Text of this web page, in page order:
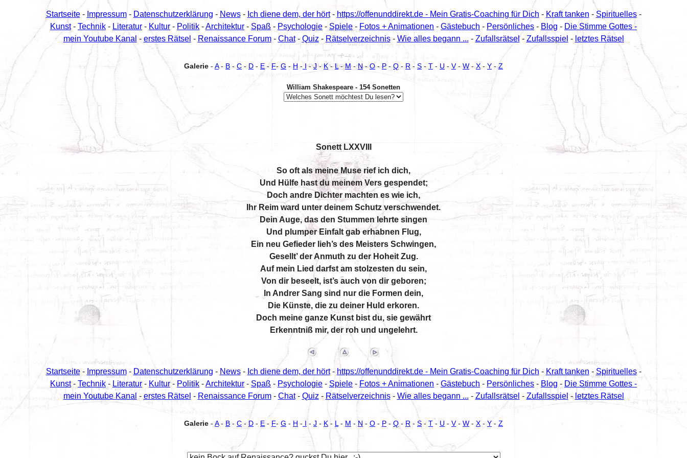
Startseite- Impressum- Datenschutzerklärung - News- Ich diene dem, der hört- https://offenunddirekt.de - Mein Gratis-Coaching für Dich - Kraft tanken - Spirituelles-
Kunst- Technik - Literatur - Kultur - Politik -Architektur - Spaß - Psychologie - Spiele - Fotos + Animationen - Gästebuch - Persönliches - Blog - Die Stimme Gottes -
mein Youtube Kanal - erstes Rätsel - Renaissance Forum- Chat- Quiz - Rätselverzeichnis- Wie alles begann ... - Zufallsrätsel- Zufallsspiel - letztes Rätsel
Galerie - A- B - C - D - E - F- G - H - I-J- K-L-M-N-O-P - Q - R - S - T - U - V- W - X - Y -Z
William Shakespeare - 154 Sonetten
Sonett LXXVIII
So oft als meine Muse rief ich dich,
Und Hülfe hast du meinem Vers gespendet;
Doch andre Dichter machten es wie ich,
Ihr Reim ward unter deinem Schutz verschwendet.
Dein Auge, das den Stummen lehrte singen
Und plumper Einfalt gab erhabnen Flug,
Ein neu Gefieder lieh’s des Meisters Schwingen,
Gesellt’ der Anmuth zu der Hoheit Zug.
Auf mein Lied darfst am stolzesten du sein,
Von dir beseelt, ist’s auch von dir geboren;
In Andrer Sang sind nur die Formen dein,
Die Künste, die zu deiner Huld erkoren.
Doch meine ganze Kunst bist du, sie gewährt
Erkenntniß mir, der roh und ungelehrt.
Startseite- Impressum- Datenschutzerklärung - News- Ich diene dem, der hört- https://offenunddirekt.de - Mein Gratis-Coaching für Dich - Kraft tanken - Spirituelles-
Kunst- Technik - Literatur - Kultur - Politik -Architektur - Spaß - Psychologie - Spiele - Fotos + Animationen - Gästebuch - Persönliches - Blog - Die Stimme Gottes -
mein Youtube Kanal - erstes Rätsel - Renaissance Forum- Chat- Quiz - Rätselverzeichnis- Wie alles begann ... - Zufallsrätsel - Zufallsspiel - letztes Rätsel
Galerie - A- B - C - D - E - F- G - H - I - J - K - L - M - N - O - P - Q - R - S - T - U - V- W - X - Y - Z